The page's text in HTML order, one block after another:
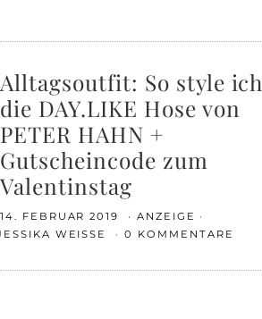
Alltagsoutfit: So style ich
die DAY.LIKE Hose von
PETER HAHN +
Gutscheincode zum
Valentinstag
14. FEBRUAR 2019
ANZEIGE
WEISSE
0 KOMMENTARE